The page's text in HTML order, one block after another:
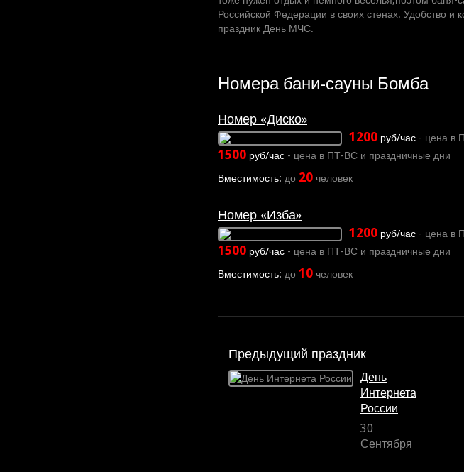
Российской Федерации в своих стенах. Удобство и
праздник День МЧС.
Номера бани-сауны Бомба
Номер «Диско»
1200 руб/час - цена в
1500 руб/час - цена в ПТ-ВС и праздничные дни
Вместимость: до 20 человек
Номер «Изба»
1200 руб/час - цена в
1500 руб/час - цена в ПТ-ВС и праздничные дни
Вместимость: до 10 человек
Предыдущий праздник
День
Интернета
России
30
Сентября